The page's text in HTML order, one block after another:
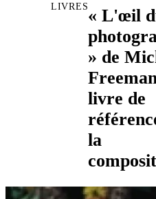
LIVRES« L'œil
» de
livre de
la